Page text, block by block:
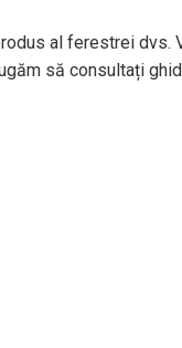
al ferestrei dvs.
să consultați